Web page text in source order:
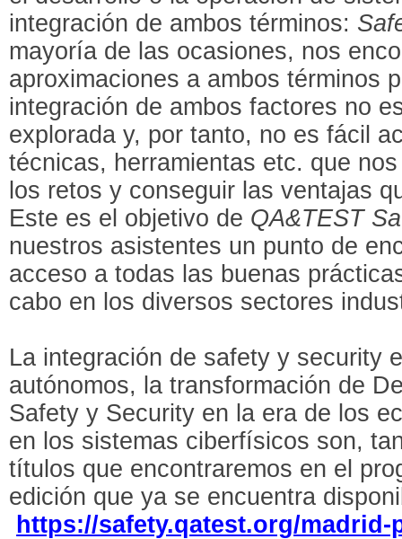
integración de ambos términos:
mayoría de las ocasiones, nos
aproximaciones a ambos términos
integración de ambos factores no
explorada y, por tanto, no es fácil
técnicas, herramientas etc. que
los retos y conseguir las ventajas
Este es el objetivo de QA&TEST
nuestros asistentes un punto de
acceso a todas las buenas
cabo en los diversos sectores
La integración de safety y security
autónomos, la transformación de
Safety y Security en la era de los
en los sistemas ciberfísicos son,
títulos que encontraremos en el
edición que ya se encuentra
https://safety.qatest.org/madrid-